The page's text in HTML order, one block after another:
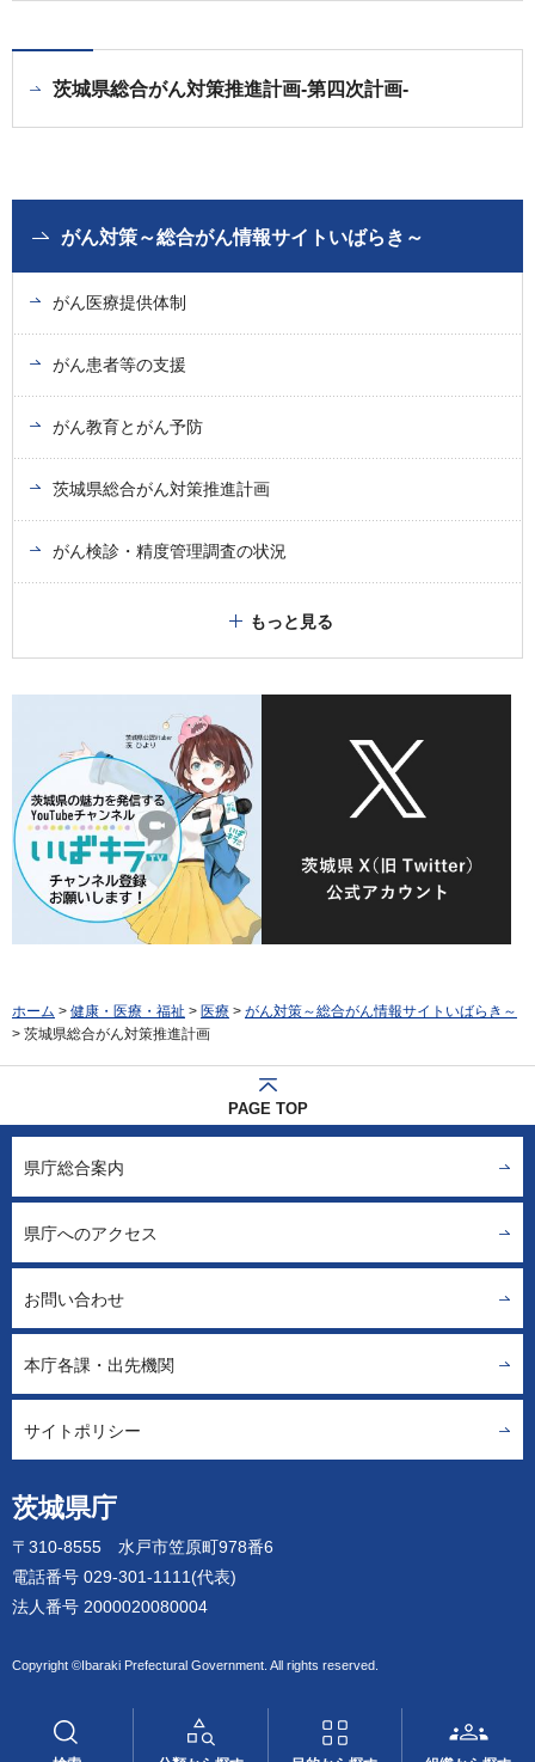
茨城県総合がん対策推進計画-第四次計画-
がん対策～総合がん情報サイトいばらき～
がん医療提供体制
がん患者等の支援
がん教育とがん予防
茨城県総合がん対策推進計画
がん検診・精度管理調査の状況
もっと見る
ホーム > 健康・医療・福祉 > 医療 > がん対策～総合がん情報サイトいばらき～
> 茨城県総合がん対策推進計画
PAGE TOP
茨城県庁
〒310-8555 水戸市笠原町978番6
電話番号 029-301-1111(代表)
法人番号 2000020080004
Copyright ©Ibaraki Prefectural Government. All rights reserved.
県庁総合案内
県庁へのアクセス
お問い合わせ
本庁各課・出先機関
サイトポリシー